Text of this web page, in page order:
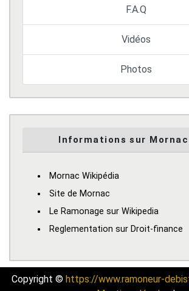
F.A.Q
Vidéos
Photos
Informations sur
Mornac Wikipédia
Site de Mornac
Le Ramonage sur Wikipedia
Reglementation sur Droit-finance
Copyright © https://www.ramoneur-